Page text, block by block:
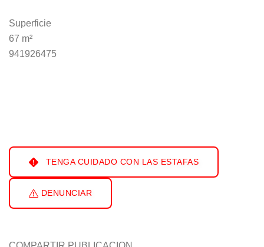
Superficie
67 m²
941926475
TENGA CUIDADO CON LAS ESTAFAS
DENUNCIAR